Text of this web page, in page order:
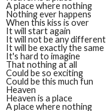
A place where nothing
Nothing ever happens
When this kiss is over
It will start again
It will not be any different
It will be exactly the same
It's hard to imagine
That nothing at all
Could be so exciting
Could be this much fun
Heaven
Heaven is a place
A place where nothing